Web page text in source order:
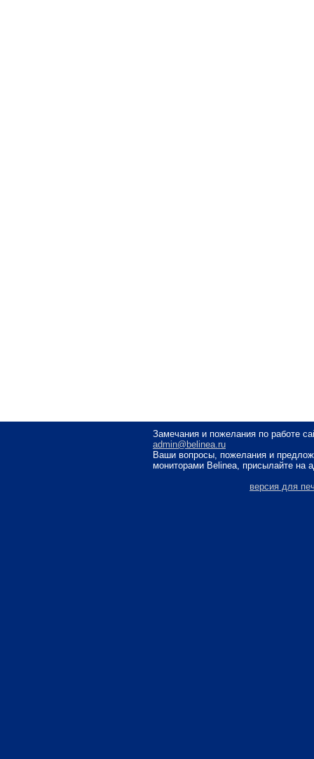
Замечания и пожелания по работе
admin@belinea.ru
Ваши вопросы, пожелания и
мониторами Belinea, присылайте на
версия для